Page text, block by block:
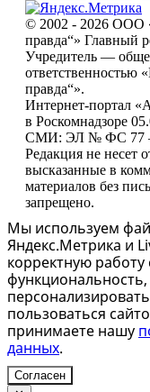
© 2002 - 2026 ООО
правда“» Главный
Учредитель —
ответственностью
правда“».
Интернет-портал
в Роскомнадзоре
СМИ: ЭЛ № ФС 77
Редакция не несет
высказанные в
материалов без
запрещено.
Мы используем
Яндекс.Метрика и
корректную работу
пользоваться
принимаете нашу
данных.
Согласен